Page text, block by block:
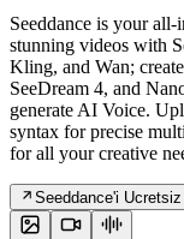
Seeddance is your
stunning videos with
Kling, and Wan;
SeeDream 4, and
generate AI Voice.
syntax for precise
for all your creative
Seeddance'i